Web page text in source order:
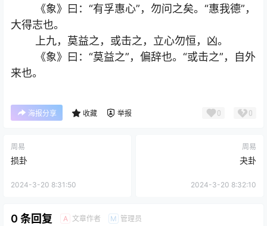
《象》曰：“有孚惠心”，勿问之矣。“惠我德”，
大得志也。
上九，莫益之，或击之，立心勿恒，凶。
《象》曰：“莫益之”，偏辞也。“或击之”，自外
来也。
海报分享 收藏 举报 0 0
周易
损卦
2024-3-20 8:31:50
周易
夬卦
2024-3-20 8:32:10
0 条回复 A 文章作者 M 管理员